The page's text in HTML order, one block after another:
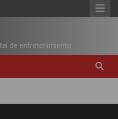
de entretenimiento